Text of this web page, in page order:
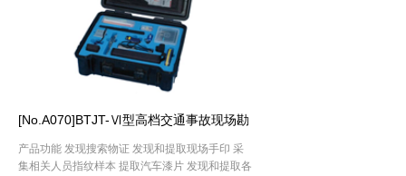
[No.A070]BTJT-Ⅵ型高档交通事故现场勘
产品功能 发现搜索物证 发现和提取现场手印 采
集相关人员指纹样本 提取汽车漆片 发现和提取各